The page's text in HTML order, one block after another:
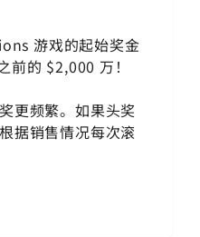
游戏的起始奖金
前的 $2,000 万！
更频繁。如果头奖
据销售情况每次滚